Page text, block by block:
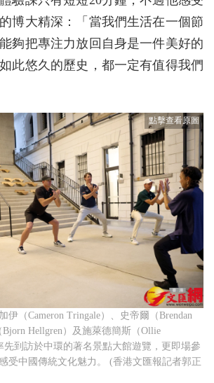
博大精深：「當我們生活在一個節
夠把專注力放回自身是一件美好的
此悠久的歷史，都一定有值得我們
伊（Cameron Tringale）、史帝爾（Brendan
Bjorn Hellgren）及施萊德簡斯（Ollie
先到訪於中環的著名景點大館遊覽，更即場參
受中國傳統文化魅力。 (香港文匯報記者郭正